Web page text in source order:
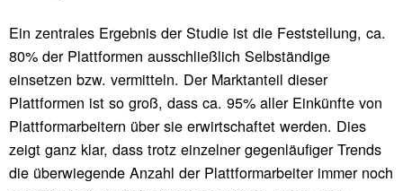
Ein zentrales Ergebnis der Studie ist die Feststellung, ca.
80% der Plattformen ausschließlich Selbständige
einsetzen bzw. vermitteln. Der Marktanteil dieser
Plattformen ist so groß, dass ca. 95% aller Einkünfte von
Plattformarbeitern über sie erwirtschaftet werden. Dies
zeigt ganz klar, dass trotz einzelner gegenläufiger Trends
die überwiegende Anzahl der Plattformarbeiter immer noch